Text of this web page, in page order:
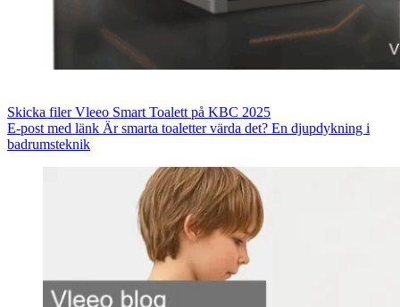
Skicka filerVleeo Smart Toalett på KBC 2025
E-post med länk Är smarta toaletter värda det? En djupdykning i
badrumsteknik